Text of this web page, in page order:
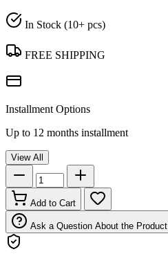
In Stock (10+ pcs)
FREE SHIPPING
Installment Options
Up to 12 months installment
View All
Add to Cart
Ask a Question About the Product